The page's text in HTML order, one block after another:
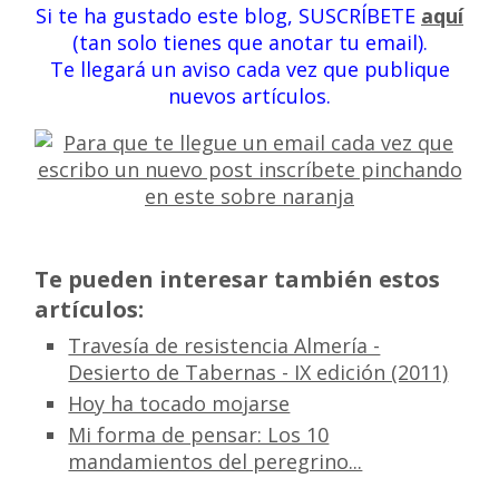
Si te ha gustado este blog, SUSCRÍBETE aquí
(tan solo tienes que anotar tu email).
Te llegará un aviso cada vez que publique
nuevos artículos.
Te pueden interesar también estos
artículos:
Travesía de resistencia Almería -
Desierto de Tabernas - IX edición (2011)
Hoy ha tocado mojarse
Mi forma de pensar: Los 10
mandamientos del peregrino...